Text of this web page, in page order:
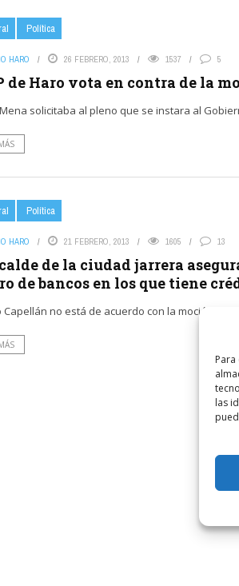
las
Política
HARO 26 FEBRERO, 2013 1537 5
de Haro vota en contra de la
solicitaba al pleno que se instara al
Política
HARO 21 FEBRERO, 2013 1605 13
de la ciudad jarrera
de bancos en los que tiene
Capellán no está de acuerdo con la moción del